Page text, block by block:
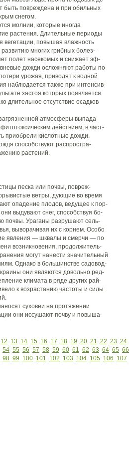
быть повреждена и при обильных
снегом.
молнии, которые иногда
растения. Длительные периоды
вегетации, повышая влажность
развитию многих грибных болез-
полет насекомых и снижает эф-
дожди осложняют работы по
урожая, приводят к водной
наблюдается также при интенсив-
застоя которых появляется
длительное отсутствие осадков
атмосферы выпада-
действием, в част-
приобрели кислотные дожди.
способствуют распростра-
растений.
песка или почвы, повреж-
ветры, дующие во время
опадение плодов, ведущее к пор-
выдувают снег, способствуя бо-
почвы. Ураганы разрушают сель-
выворачивая их с корнем. Особо
явления — шквалы и смерчи — по
возникновения, продолжитель-
могут нанести значительный
Однако в большинстве садовод-
они являются довольно ред-
климата в ряде других рай-
к возрастанию частоты и силы
суховеи на протяжении
они иссушают почву и повыша-
12 13 14 15 16 17 18 19 20 21 22 23 24
54 55 56 57 58 59 60 61 62 63 64 65 66
98 99 100 101 102 103 104 105 106 107